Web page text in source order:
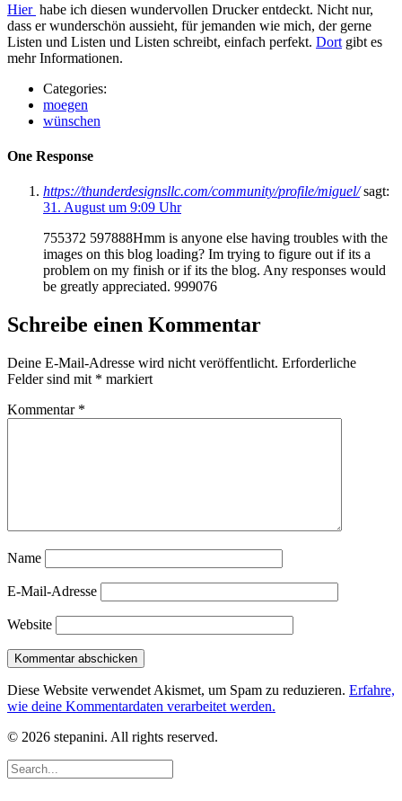
Hier habe ich diesen wundervollen Drucker entdeckt. Nicht nur,
dass er wunderschön aussieht, für jemanden wie mich, der gerne
Listen und Listen und Listen schreibt, einfach perfekt. Dort gibt es
mehr Informationen.
Categories:
moegen
wünschen
One Response
https://thunderdesignsllc.com/community/profile/miguel/ sagt:
31. August um 9:09 Uhr
755372 597888Hmm is anyone else having troubles with the
images on this blog loading? Im trying to figure out if its a
problem on my finish or if its the blog. Any responses would
be greatly appreciated. 999076
Schreibe einen Kommentar
Deine E-Mail-Adresse wird nicht veröffentlicht. Erforderliche
Felder sind mit * markiert
Kommentar *
Name
E-Mail-Adresse
Website
Diese Website verwendet Akismet, um Spam zu reduzieren. Erfahre,
wie deine Kommentardaten verarbeitet werden.
© 2026 stepanini. All rights reserved.